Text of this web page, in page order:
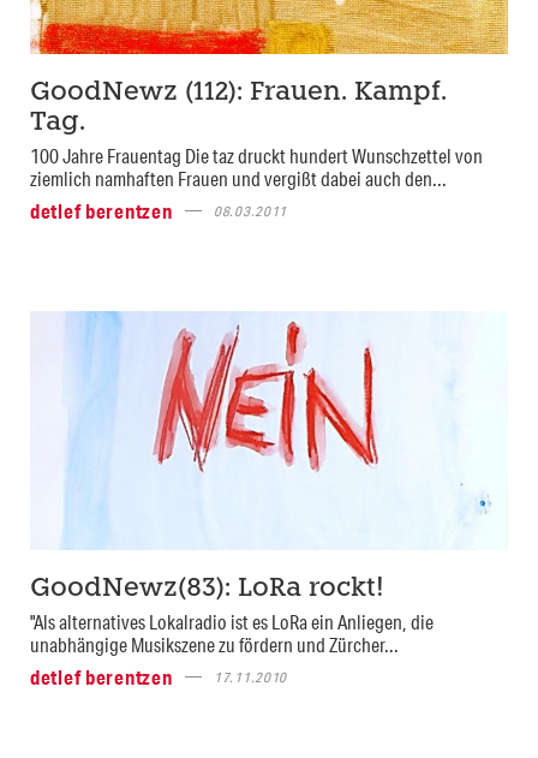
GoodNewz (112): Frauen. Kampf.
Tag.
100 Jahre Frauentag Die taz druckt hundert Wunschzettel von
ziemlich namhaften Frauen und vergißt dabei auch den...
detlef berentzen
08.03.2011
GoodNewz(83): LoRa rockt!
"Als alternatives Lokalradio ist es LoRa ein Anliegen, die
unabhängige Musikszene zu fördern und Zürcher...
detlef berentzen
17.11.2010